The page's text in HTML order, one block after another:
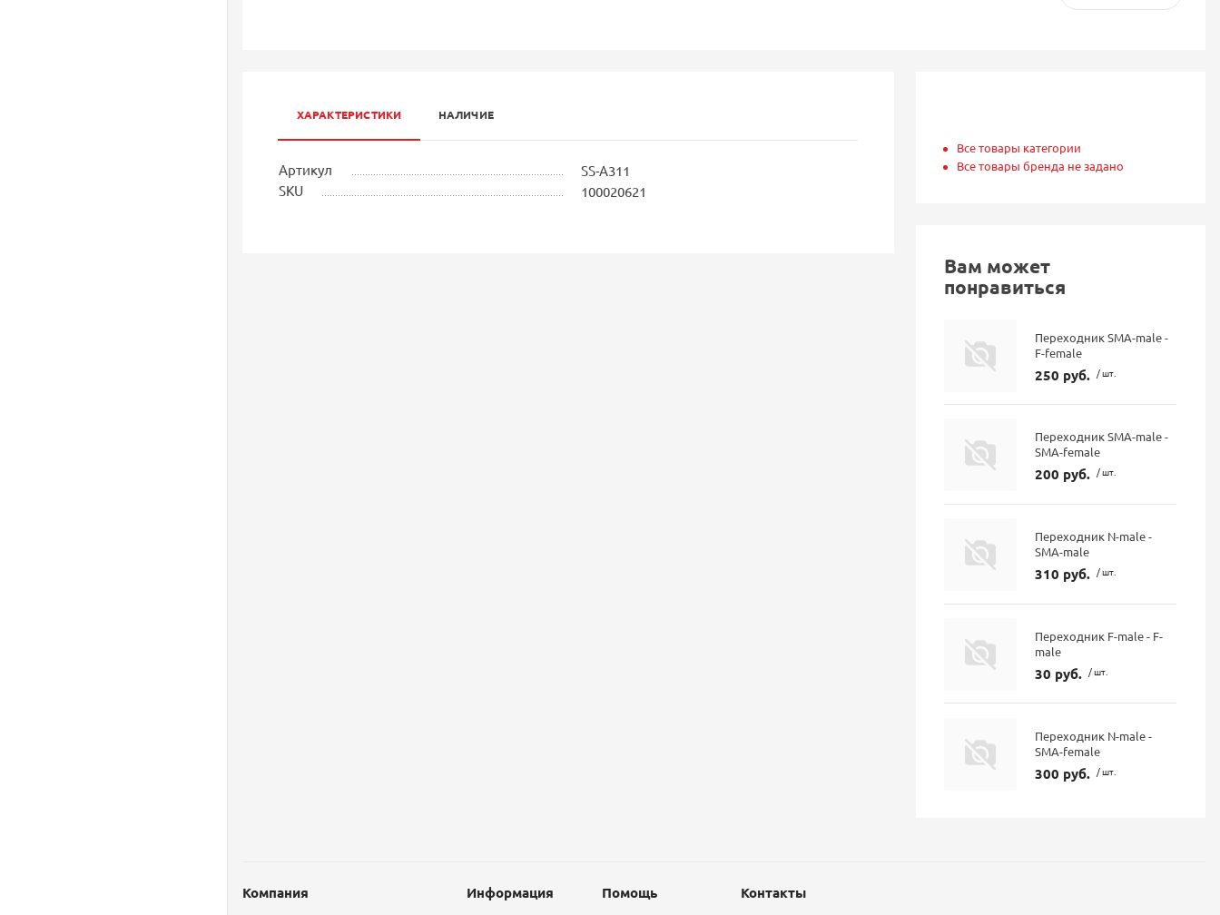
ХАРАКТЕРИСТИКИ НАЛИЧИЕ
Артикул
SS-A311
SKU
100020621
Все товары категории
Все товары бренда не задано
Вам может
понравиться
Переходник SMA-male -
F-female
250 руб. / шт.
Переходник SMA-male -
SMA-female
200 руб. / шт.
Переходник N-male -
SMA-male
310 руб. / шт.
Переходник F-male - F-
male
30 руб. / шт.
Переходник N-male -
SMA-female
300 руб. / шт.
Компания Информация Помощь Контакты